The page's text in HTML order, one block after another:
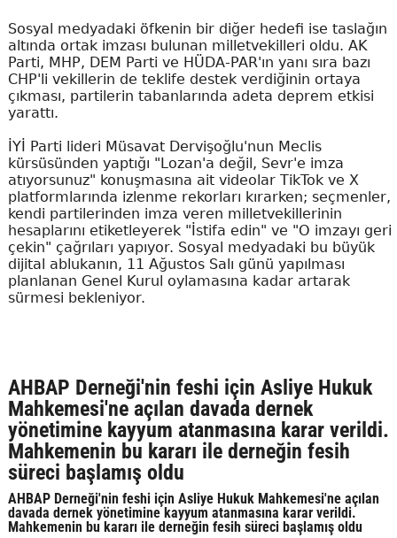
Sosyal medyadaki öfkenin bir diğer hedefi ise taslağın
altında ortak imzası bulunan milletvekilleri oldu. AK
Parti, MHP, DEM Parti ve HÜDA-PAR'ın yanı sıra bazı
CHP'li vekillerin de teklife destek verdiğinin ortaya
çıkması, partilerin tabanlarında adeta deprem etkisi
yarattı.
İYİ Parti lideri Müsavat Dervişoğlu'nun Meclis
kürsüsünden yaptığı "Lozan'a değil, Sevr'e imza
atıyorsunuz" konuşmasına ait videolar TikTok ve X
platformlarında izlenme rekorları kırarken; seçmenler,
kendi partilerinden imza veren milletvekillerinin
hesaplarını etiketleyerek "İstifa edin" ve "O imzayı geri
çekin" çağrıları yapıyor. Sosyal medyadaki bu büyük
dijital ablukanın, 11 Ağustos Salı günü yapılması
planlanan Genel Kurul oylamasına kadar artarak
sürmesi bekleniyor.
AHBAP Derneği'nin feshi için Asliye Hukuk
Mahkemesi'ne açılan davada dernek
yönetimine kayyum atanmasına karar verildi.
Mahkemenin bu kararı ile derneğin fesih
süreci başlamış oldu
AHBAP Derneği'nin feshi için Asliye Hukuk Mahkemesi'ne açılan
davada dernek yönetimine kayyum atanmasına karar verildi.
Mahkemenin bu kararı ile derneğin fesih süreci başlamış oldu